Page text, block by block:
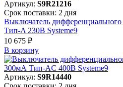
Артикул: S9R21216
Срок поставки: 2 дня
Выключатель
Тип-A 230В Systeme9
10 675 ₽
В корзинy
Артикул: S9R14440